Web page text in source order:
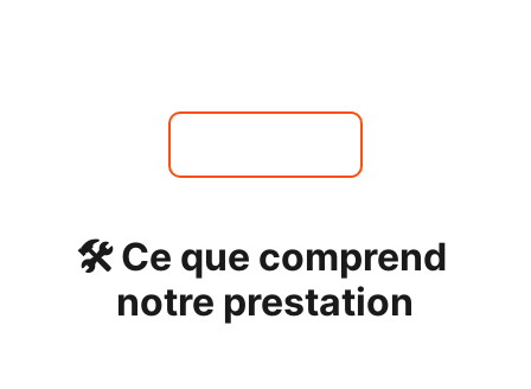
🛠️ Ce que comprend
notre prestation